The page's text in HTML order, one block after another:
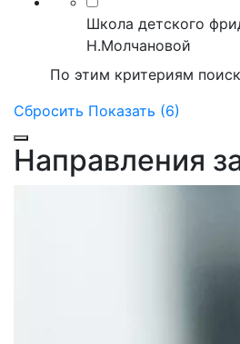
Школа детского
Н.Молчановой
По этим критериям
Сбросить Показать (6)
Направления